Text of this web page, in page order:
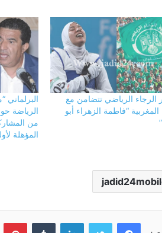
الرجاء الرياضي تتضامن مع
المغربية “فاطمة الزهراء أبو
البرلماني
الرياضة
من
المؤهلة
فيسبوك تويتر لينكدإن